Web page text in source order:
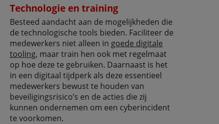
Technologie en training
Besteed aandacht aan de mogelijkheden die
de technologische tools bieden. Faciliteer de
medewerkers niet alleen in goede digitale
tooling, maar train hen ook met regelmaat
op hoe deze te gebruiken. Daarnaast is het
in een digitaal tijdperk als deze essentieel
medewerkers bewust te houden van
beveiligingsrisico’s en de acties die zij
kunnen ondernemen om een cyberincident
te voorkomen.